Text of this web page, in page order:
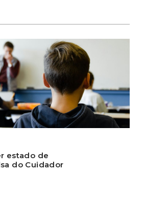
estado de
do Cuidador